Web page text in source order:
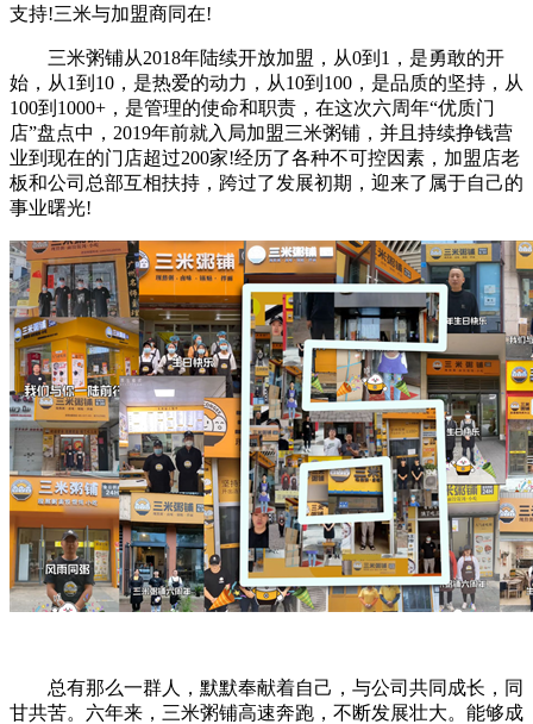
支持!三米与加盟商同在!
三米粥铺从2018年陆续开放加盟，从0到1，是勇敢的开
始，从1到10，是热爱的动力，从10到100，是品质的坚持，从
100到1000+，是管理的使命和职责，在这次六周年“优质门
店”盘点中，2019年前就入局加盟三米粥铺，并且持续挣钱营
业到现在的门店超过200家!经历了各种不可控因素，加盟店老
板和公司总部互相扶持，跨过了发展初期，迎来了属于自己的
事业曙光!
总有那么一群人，默默奉献着自己，与公司共同成长，同
甘共苦。六年来，三米粥铺高速奔跑，不断发展壮大。能够成